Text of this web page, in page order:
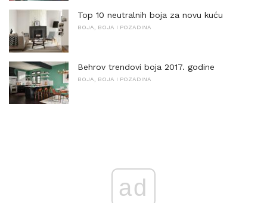
Top 10 neutralnih boja za novu kuću
BOJA, BOJA I POZADINA
Behrov trendovi boja 2017. godine
BOJA, BOJA I POZADINA
ad